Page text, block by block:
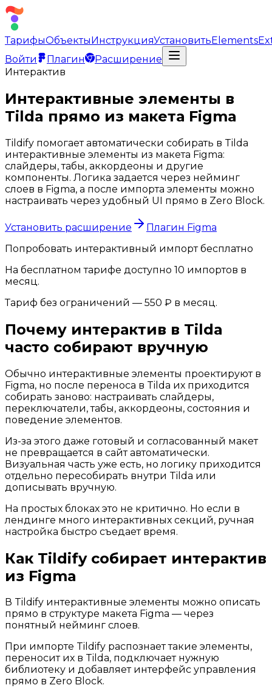
ТарифыОбъектыИнструкцияУстановитьElements
Войти
Плагин
Расширение
Интерактив
Интерактивные элементы в
Tilda прямо из макета Figma
Tildify помогает автоматически собирать в Tilda
интерактивные элементы из макета Figma:
слайдеры, табы, аккордеоны и другие
компоненты. Логика задается через нейминг
слоев в Figma, а после импорта элементы можно
настраивать через удобный UI прямо в Zero Block.
Установить расширение
Плагин Figma
Попробовать интерактивный импорт бесплатно
На бесплатном тарифе доступно 10 импортов в
месяц.
Тариф без ограничений — 550 ₽ в месяц.
Почему интерактив в Tilda
часто собирают вручную
Обычно интерактивные элементы проектируют в
Figma, но после переноса в Tilda их приходится
собирать заново: настраивать слайдеры,
переключатели, табы, аккордеоны, состояния и
поведение элементов.
Из-за этого даже готовый и согласованный макет
не превращается в сайт автоматически.
Визуальная часть уже есть, но логику приходится
отдельно пересобирать внутри Tilda или
дописывать вручную.
На простых блоках это не критично. Но если в
лендинге много интерактивных секций, ручная
настройка быстро съедает время.
Как Tildify собирает интерактив
из Figma
В Tildify интерактивные элементы можно описать
прямо в структуре макета Figma — через
понятный нейминг слоев.
При импорте Tildify распознает такие элементы,
переносит их в Tilda, подключает нужную
библиотеку и добавляет интерфейс управления
прямо в Zero Block.